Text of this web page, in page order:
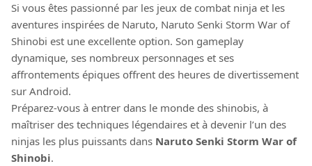
Si vous êtes passionné par les jeux de combat ninja et les
aventures inspirées de Naruto, Naruto Senki Storm War of
Shinobi est une excellente option. Son gameplay
dynamique, ses nombreux personnages et ses
affrontements épiques offrent des heures de divertissement
sur Android.
Préparez-vous à entrer dans le monde des shinobis, à
maîtriser des techniques légendaires et à devenir l’un des
ninjas les plus puissants dans Naruto Senki Storm War of
Shinobi.